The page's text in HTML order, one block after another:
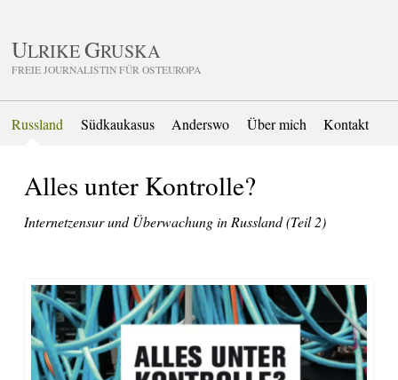
ULRIKEGRUSKA
FREIE JOURNALISTIN FÜR OSTEUROPA
Russland Südkaukasus Anderswo Über mich Kontakt
Alles unter Kontrolle?
Internetzensur und Überwachung in Russland (Teil 2)